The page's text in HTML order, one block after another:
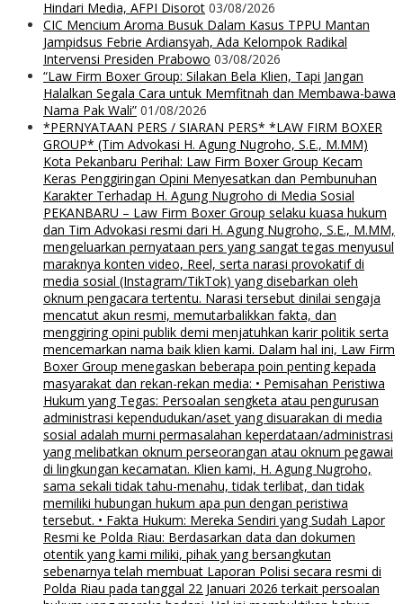
Hindari Media, AFPI Disorot 03/08/2026
CIC Mencium Aroma Busuk Dalam Kasus TPPU Mantan
Jampidsus Febrie Ardiansyah, Ada Kelompok Radikal
Intervensi Presiden Prabowo 03/08/2026
“Law Firm Boxer Group: Silakan Bela Klien, Tapi Jangan
Halalkan Segala Cara untuk Memfitnah dan Membawa-bawa
Nama Pak Wali” 01/08/2026
*PERNYATAAN PERS / SIARAN PERS* *LAW FIRM BOXER
GROUP* (Tim Advokasi H. Agung Nugroho, S.E., M.MM)
Kota Pekanbaru Perihal: Law Firm Boxer Group Kecam
Keras Penggiringan Opini Menyesatkan dan Pembunuhan
Karakter Terhadap H. Agung Nugroho di Media Sosial
PEKANBARU – Law Firm Boxer Group selaku kuasa hukum
dan Tim Advokasi resmi dari H. Agung Nugroho, S.E., M.MM,
mengeluarkan pernyataan pers yang sangat tegas menyusul
maraknya konten video, Reel, serta narasi provokatif di
media sosial (Instagram/TikTok) yang disebarkan oleh
oknum pengacara tertentu. Narasi tersebut dinilai sengaja
mencatut akun resmi, memutarbalikkan fakta, dan
menggiring opini publik demi menjatuhkan karir politik serta
mencemarkan nama baik klien kami. Dalam hal ini, Law Firm
Boxer Group menegaskan beberapa poin penting kepada
masyarakat dan rekan-rekan media: • Pemisahan Peristiwa
Hukum yang Tegas: Persoalan sengketa atau pengurusan
administrasi kependudukan/aset yang disuarakan di media
sosial adalah murni permasalahan keperdataan/administrasi
yang melibatkan oknum perseorangan atau oknum pegawai
di lingkungan kecamatan. Klien kami, H. Agung Nugroho,
sama sekali tidak tahu-menahu, tidak terlibat, dan tidak
memiliki hubungan hukum apa pun dengan peristiwa
tersebut. • Fakta Hukum: Mereka Sendiri yang Sudah Lapor
Resmi ke Polda Riau: Berdasarkan data dan dokumen
otentik yang kami miliki, pihak yang bersangkutan
sebenarnya telah membuat Laporan Polisi secara resmi di
Polda Riau pada tanggal 22 Januari 2026 terkait persoalan